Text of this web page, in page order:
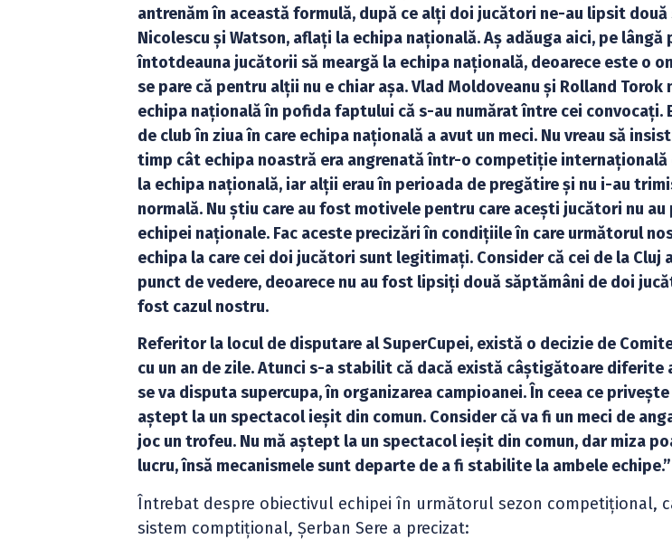
antrenăm în această formulă, după ce alți doi jucători ne-au lipsit două
Nicolescu și Watson, aflați la echipa națională. Aș adăuga aici, pe lângă
întotdeauna jucătorii să meargă la echipa națională, deoarece este o
se pare că pentru alții nu e chiar așa. Vlad Moldoveanu și Rolland
echipa națională în pofida faptului că s-au numărat între cei convocați.
de club în ziua în care echipa națională a avut un meci. Nu vreau să
timp cât echipa noastră era angrenată într-o competiție
la echipa națională, iar alții erau în perioada de pregătire și nu i-au
normală. Nu știu care au fost motivele pentru care acești jucători nu
echipei naționale. Fac aceste precizări în condițiile în care următorul
echipa la care cei doi jucători sunt legitimați. Consider că cei de la Cluj
punct de vedere, deoarece nu au fost lipsiți două săptămâni de doi
fost cazul nostru.
Referitor la locul de disputare al SuperCupei, există o decizie de
cu un an de zile. Atunci s-a stabilit că dacă există câștigătoare diferite
se va disputa supercupa, în organizarea campioanei. În ceea ce
aștept la un spectacol ieșit din comun. Consider că va fi un meci de
joc un trofeu. Nu mă aștept la un spectacol ieșit din comun, dar miza
lucru, însă mecanismele sunt departe de a fi stabilite la ambele echipe.”
Întrebat despre obiectivul echipei în următorul sezon competițional,
sistem comptițional, Șerban Sere a precizat: